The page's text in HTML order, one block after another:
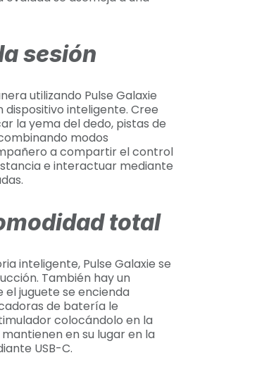
sesión
utilizando Pulse Galaxie
dispositivo inteligente. Cree
la yema del dedo, pistas de
modos
a compartir el control
e interactuar mediante
total
inteligente, Pulse Galaxie se
También hay un
el juguete se encienda
de batería le
colocándolo en la
en su lugar en la
USB-C.